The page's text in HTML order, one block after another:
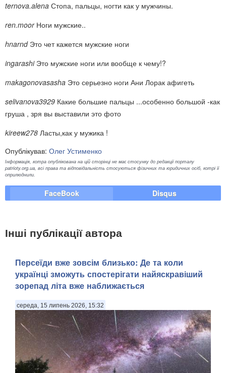
ternova.alena Стопа, пальцы, ногти как у мужчины.
ren.moor Ноги мужские..
hnarndЭто чет кажется мужские ноги
ingarashiЭто мужские ноги или вообще к чему!?
makagonovasasha Это серьезно ноги Ани Лорак афигеть
selivanova3929 Какие большие пальцы ...особенно большой -как
груша , зря вы выставили это фото
kireew278 Ласты,как у мужика !
Опублікував: Олег Устименко
Інформація, котра опублікована на цій сторінці не має стосунку до редакції порталу
patrioty.org.ua, всі права та відповідальність стосуються фізичних та юридичних осіб, котрі її
оприлюднили.
FaceBook Disqus
Інші публікації автора
Персеїди вже зовсім близько: Де та коли
українці зможуть спостерігати найяскравіший
зорепад літа вже наближається
середа, 15 липень 2026, 15:32